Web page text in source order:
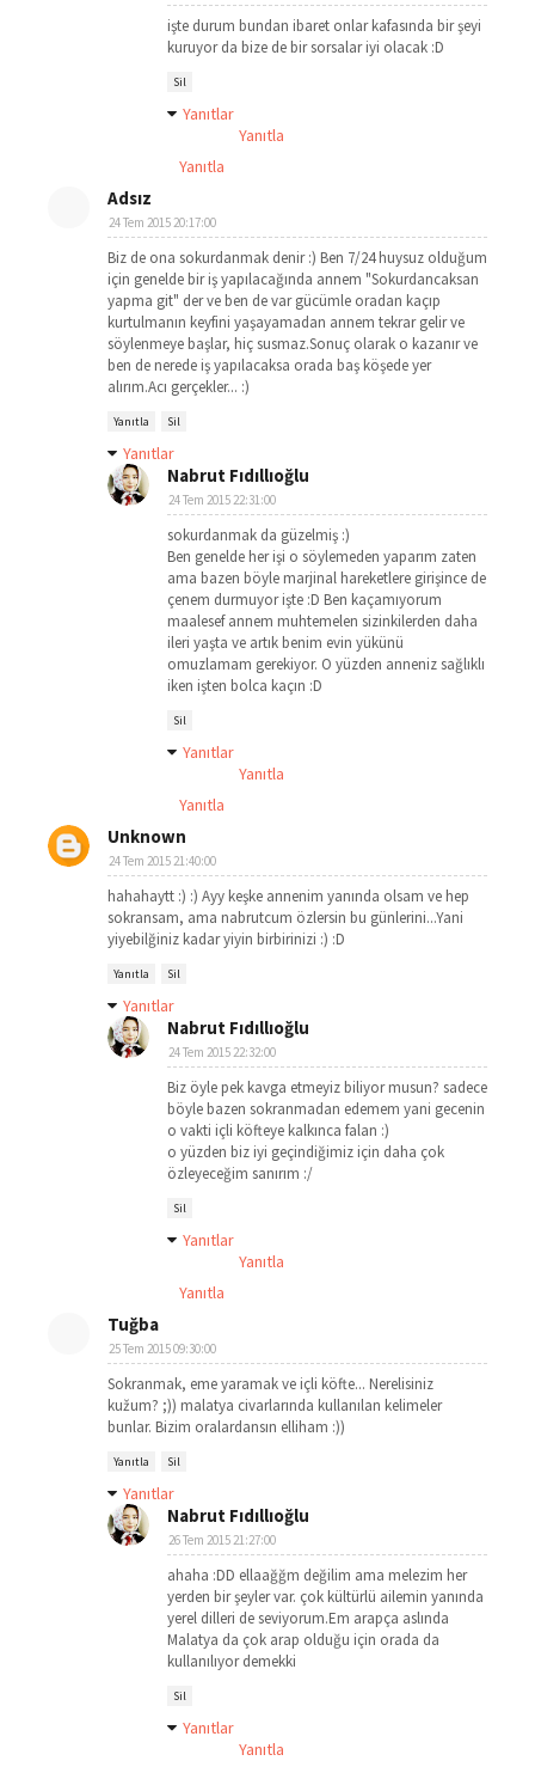
işte durum bundan ibaret onlar kafasında bir şeyi
kuruyor da bize de bir sorsalar iyi olacak :D
Sil
Yanıtlar
Yanıtla
Yanıtla
Adsız
24 Tem 2015 20:17:00
Biz de ona sokurdanmak denir :) Ben 7/24 huysuz olduğum
için genelde bir iş yapılacağında annem "Sokurdancaksan
yapma git" der ve ben de var gücümle oradan kaçıp
kurtulmanın keyfini yaşayamadan annem tekrar gelir ve
söylenmeye başlar, hiç susmaz.Sonuç olarak o kazanır ve
ben de nerede iş yapılacaksa orada baş köşede yer
alırım.Acı gerçekler... :)
Yanıtla Sil
Yanıtlar
Nabrut Fıdıllıoğlu
24 Tem 2015 22:31:00
sokurdanmak da güzelmiş :)
Ben genelde her işi o söylemeden yaparım zaten
ama bazen böyle marjinal hareketlere girişince de
çenem durmuyor işte :D Ben kaçamıyorum
maalesef annem muhtemelen sizinkilerden daha
ileri yaşta ve artık benim evin yükünü
omuzlamam gerekiyor. O yüzden anneniz sağlıklı
iken işten bolca kaçın :D
Sil
Yanıtlar
Yanıtla
Yanıtla
Unknown
24 Tem 2015 21:40:00
hahahaytt :) :) Ayy keşke annenim yanında olsam ve hep
sokransam, ama nabrutcum özlersin bu günlerini...Yani
yiyebilğiniz kadar yiyin birbirinizi :) :D
Yanıtla Sil
Yanıtlar
Nabrut Fıdıllıoğlu
24 Tem 2015 22:32:00
Biz öyle pek kavga etmeyiz biliyor musun? sadece
böyle bazen sokranmadan edemem yani gecenin
o vakti içli köfteye kalkınca falan :)
o yüzden biz iyi geçindiğimiz için daha çok
özleyeceğim sanırım :/
Sil
Yanıtlar
Yanıtla
Yanıtla
Tuğba
25 Tem 2015 09:30:00
Sokranmak, eme yaramak ve içli köfte... Nerelisiniz
kužum? ;)) malatya civarlarında kullanılan kelimeler
bunlar. Bizim oralardansın elliham :))
Yanıtla Sil
Yanıtlar
Nabrut Fıdıllıoğlu
26 Tem 2015 21:27:00
ahaha :DD ellaağğm değilim ama melezim her
yerden bir şeyler var. çok kültürlü ailemin yanında
yerel dilleri de seviyorum.Em arapça aslında
Malatya da çok arap olduğu için orada da
kullanılıyor demekki
Sil
Yanıtlar
Yanıtla